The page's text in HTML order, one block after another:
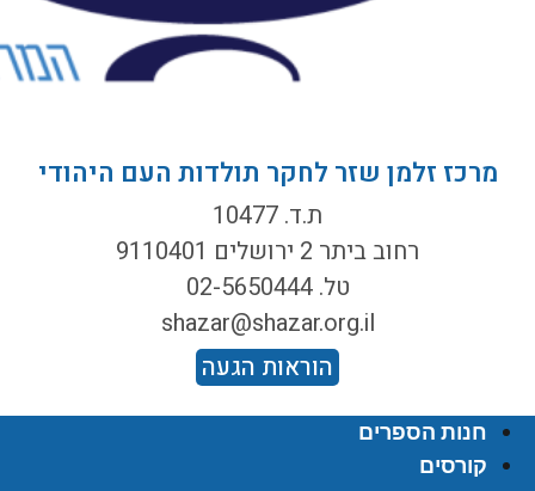
מרכז זלמן שזר לחקר תולדות העם היהודי
ת.ד. 10477
רחוב ביתר 2 ירושלים 9110401
טל. 02-5650444
shazar@shazar.org.il
הוראות הגעה
חנות הספרים
קורסים